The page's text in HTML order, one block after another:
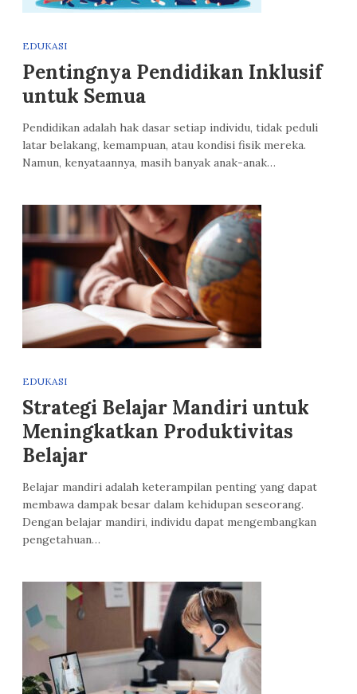
EDUKASI
Pentingnya Pendidikan Inklusif
untuk Semua
Pendidikan adalah hak dasar setiap individu, tidak peduli
latar belakang, kemampuan, atau kondisi fisik mereka.
Namun, kenyataannya, masih banyak anak-anak…
EDUKASI
Strategi Belajar Mandiri untuk
Meningkatkan Produktivitas
Belajar
Belajar mandiri adalah keterampilan penting yang dapat
membawa dampak besar dalam kehidupan seseorang.
Dengan belajar mandiri, individu dapat mengembangkan
pengetahuan…